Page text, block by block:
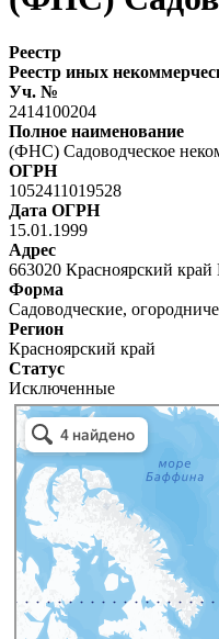
Реестр
Реестр иных
Уч. №
2414100204
Полное наименование
(ФНС) Садоводческое
ОГРН
1052411019528
Дата ОГРН
15.01.1999
Адрес
663020 Красноярский
Форма
Садоводческие,
Регион
Красноярский край
Статус
Исключенные